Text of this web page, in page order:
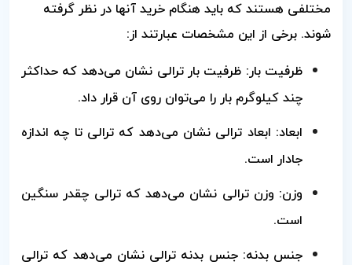
مختلفی هستند که باید هنگام خرید آنها در نظر گرفته
شوند. برخی از این مشخصات عبارتند از:
ظرفیت بار: ظرفیت بار ترالی نشان می‌دهد که حداکثر
چند کیلوگرم بار را می‌توان روی آن قرار داد.
ابعاد: ابعاد ترالی نشان می‌دهد که ترالی تا چه اندازه
جادار است.
وزن: وزن ترالی نشان می‌دهد که ترالی چقدر سنگین
است.
جنس بدنه: جنس بدنه ترالی نشان می‌دهد که ترالی